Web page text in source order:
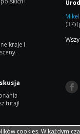
kraje i
tutaj!
(37)
cookies. W każdym